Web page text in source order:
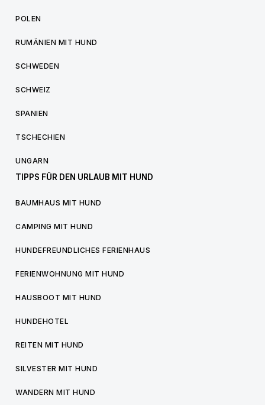
POLEN
RUMÄNIEN MIT HUND
SCHWEDEN
SCHWEIZ
SPANIEN
TSCHECHIEN
UNGARN
TIPPS FÜR DEN URLAUB MIT HUND
BAUMHAUS MIT HUND
CAMPING MIT HUND
HUNDEFREUNDLICHES FERIENHAUS
FERIENWOHNUNG MIT HUND
HAUSBOOT MIT HUND
HUNDEHOTEL
REITEN MIT HUND
SILVESTER MIT HUND
WANDERN MIT HUND